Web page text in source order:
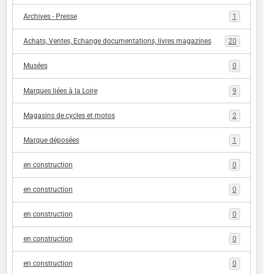
Archives - Presse 1
Achats, Ventes, Echange documentations, livres magazines 20
Musées 0
Marques liées à la Loire 9
Magasins de cycles et motos 2
Marque déposées 1
en construction 0
en construction 0
en construction 0
en construction 0
en construction 0